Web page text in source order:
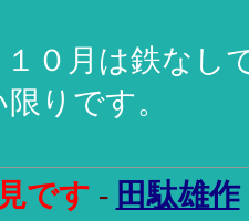
０月は鉄なし
りです。
です - 田駄雄作